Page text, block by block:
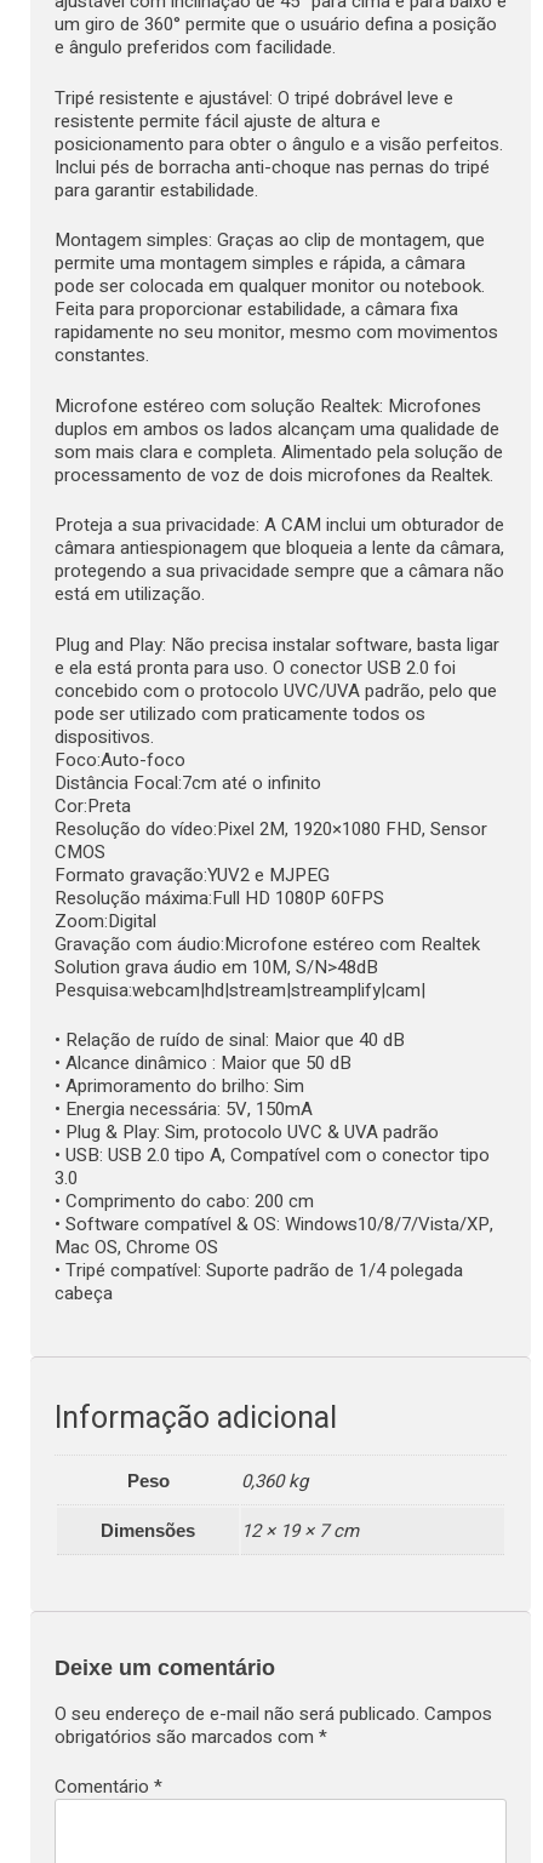
um giro de 360° permite que o usuário defina a posição
e ângulo preferidos com facilidade.
Tripé resistente e ajustável: O tripé dobrável leve e
resistente permite fácil ajuste de altura e
posicionamento para obter o ângulo e a visão perfeitos.
Inclui pés de borracha anti-choque nas pernas do tripé
para garantir estabilidade.
Montagem simples: Graças ao clip de montagem, que
permite uma montagem simples e rápida, a câmara
pode ser colocada em qualquer monitor ou notebook.
Feita para proporcionar estabilidade, a câmara fixa
rapidamente no seu monitor, mesmo com movimentos
constantes.
Microfone estéreo com solução Realtek: Microfones
duplos em ambos os lados alcançam uma qualidade de
som mais clara e completa. Alimentado pela solução de
processamento de voz de dois microfones da Realtek.
Proteja a sua privacidade: A CAM inclui um obturador de
câmara antiespionagem que bloqueia a lente da câmara,
protegendo a sua privacidade sempre que a câmara não
está em utilização.
Plug and Play: Não precisa instalar software, basta ligar
e ela está pronta para uso. O conector USB 2.0 foi
concebido com o protocolo UVC/UVA padrão, pelo que
pode ser utilizado com praticamente todos os
dispositivos.
Foco:Auto-foco
Distância Focal:7cm até o infinito
Cor:Preta
Resolução do vídeo:Pixel 2M, 1920×1080 FHD, Sensor
CMOS
Formato gravação:YUV2 e MJPEG
Resolução máxima:Full HD 1080P 60FPS
Zoom:Digital
Gravação com áudio:Microfone estéreo com Realtek
Solution grava áudio em 10M, S/N>48dB
Pesquisa:webcam|hd|stream|streamplify|cam|
• Relação de ruído de sinal: Maior que 40 dB
• Alcance dinâmico : Maior que 50 dB
• Aprimoramento do brilho: Sim
• Energia necessária: 5V, 150mA
• Plug & Play: Sim, protocolo UVC & UVA padrão
• USB: USB 2.0 tipo A, Compatível com o conector tipo
3.0
• Comprimento do cabo: 200 cm
• Software compatível & OS: Windows10/8/7/Vista/XP,
Mac OS, Chrome OS
• Tripé compatível: Suporte padrão de 1/4 polegada
cabeça
Informação adicional
Peso 0,360 kg
Dimensões 12 × 19 × 7 cm
Deixe um comentário
O seu endereço de e-mail não será publicado. Campos
obrigatórios são marcados com *
Comentário *